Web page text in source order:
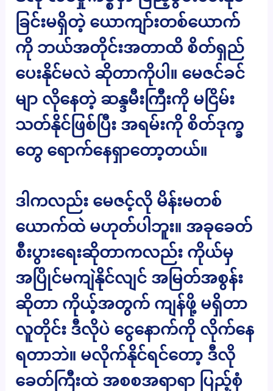
ခြင်းမရှိတဲ့ ယောကျာ်းတစ်ယောက်
ကို ဘယ်အတိုင်းအတာထိ စိတ်ရှည်
ပေးနိုင်မလဲ ဆိုတာကိုပါ။ မေဇင်ခင်
မျာ လိုနေတဲ့ ဆန္ဒမီးကြီးကို မငြိမ်း
သတ်နိုင်ဖြစ်ပြီး အရမ်းကို စိတ်ဒုက္ခ
တွေ ရောက်နေရှာတော့တယ်။
ဒါကလည်း မေဇင့်လို မိန်းမတစ်
ယောက်ထဲ မဟုတ်ပါဘူး။ အခုခေတ်
စီးပွားရေးဆိုတာကလည်း ကိုယ်မှ
အပြိုင်မကျဲနိုင်လျင် အမြတ်အစွန်း
ဆိုတာ ကိုယ့်အတွက် ကျန်ဖို့ မရှိတာ
လူတိုင်း ဒီလိုပဲ ငွေနောက်ကို လိုက်နေ
ရတာဘဲ။ မလိုက်နိုင်ရင်တော့ ဒီလို
ခေတ်ကြီးထဲ အစစအရာရာ ပြည့်စုံ